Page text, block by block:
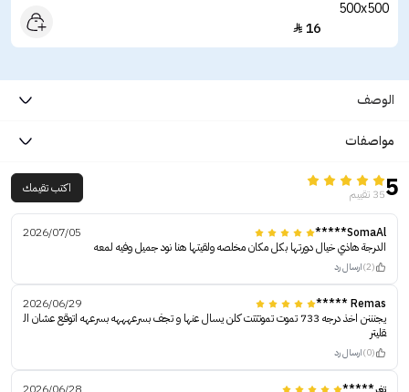
16

الوصف
مواصفات
535 تقييم اكتب تقيمك
SomaAl*****
2026/07/05
الدرجة هاذي خيال دورتها بكل مكان مخلصه ولقيتها هنا نود جميل وفيه لمعه
(2) ارسال رد
Remas *****
2026/06/29
يجنننن اخذ درجه 733 تموت تموتتتت كلن يسال عنها و تجف بسرعهههه بسرعهه اتوقع عشان ال
قليتر
(0) ارسال رد